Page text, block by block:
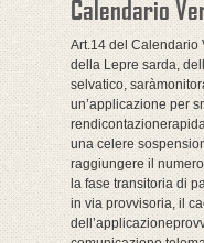
Calendario
Art.14 del Calendario
della Lepre sarda,
selvatico,
un’applicazione per
una celere
raggiungere il
la fase transitoria di
in via provvisoria, il